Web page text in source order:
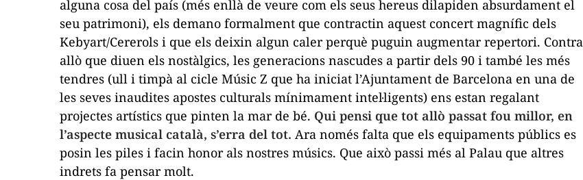
alguna cosa del país (més enllà de veure com els seus hereus dilapiden absurdament el
seu patrimoni), els demano formalment que contractin aquest concert magnífic dels
Kebyart/Cererols i que els deixin algun caler perquè puguin augmentar repertori. Contra
allò que diuen els nostàlgics, les generacions nascudes a partir dels 90 i també les més
tendres (ull i timpà al cicle Músic Z que ha iniciat l’Ajuntament de Barcelona en una de
les seves inaudites apostes culturals mínimament intel·ligents) ens estan regalant
projectes artístics que pinten la mar de bé. Qui pensi que tot allò passat fou millor, en
l’aspecte musical català, s’erra del tot. Ara només falta que els equipaments públics es
posin les piles i facin honor als nostres músics. Que això passi més al Palau que altres
indrets fa pensar molt.